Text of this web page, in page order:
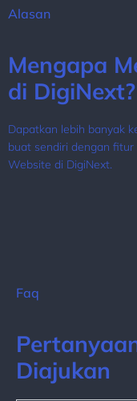
Alasan
Mengapa
di DigiNext?
Dapatkan lebih banyak
buat sendiri dengan
Website di DigiNext.
Faq
Diajukan